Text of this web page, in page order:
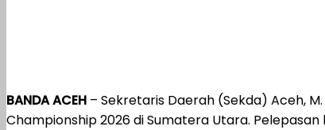
BANDA ACEH – Sekretaris Daerah (Sekda) Aceh,
Championship 2026 di Sumatera Utara.